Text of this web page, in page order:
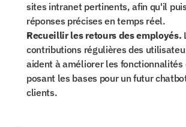
sites intranet pertinents, afin qu'il
réponses précises en temps réel.
Recueillir les retours des employés.
contributions régulières des
aident à améliorer les fonctionnalités
posant les bases pour un futur
clients.